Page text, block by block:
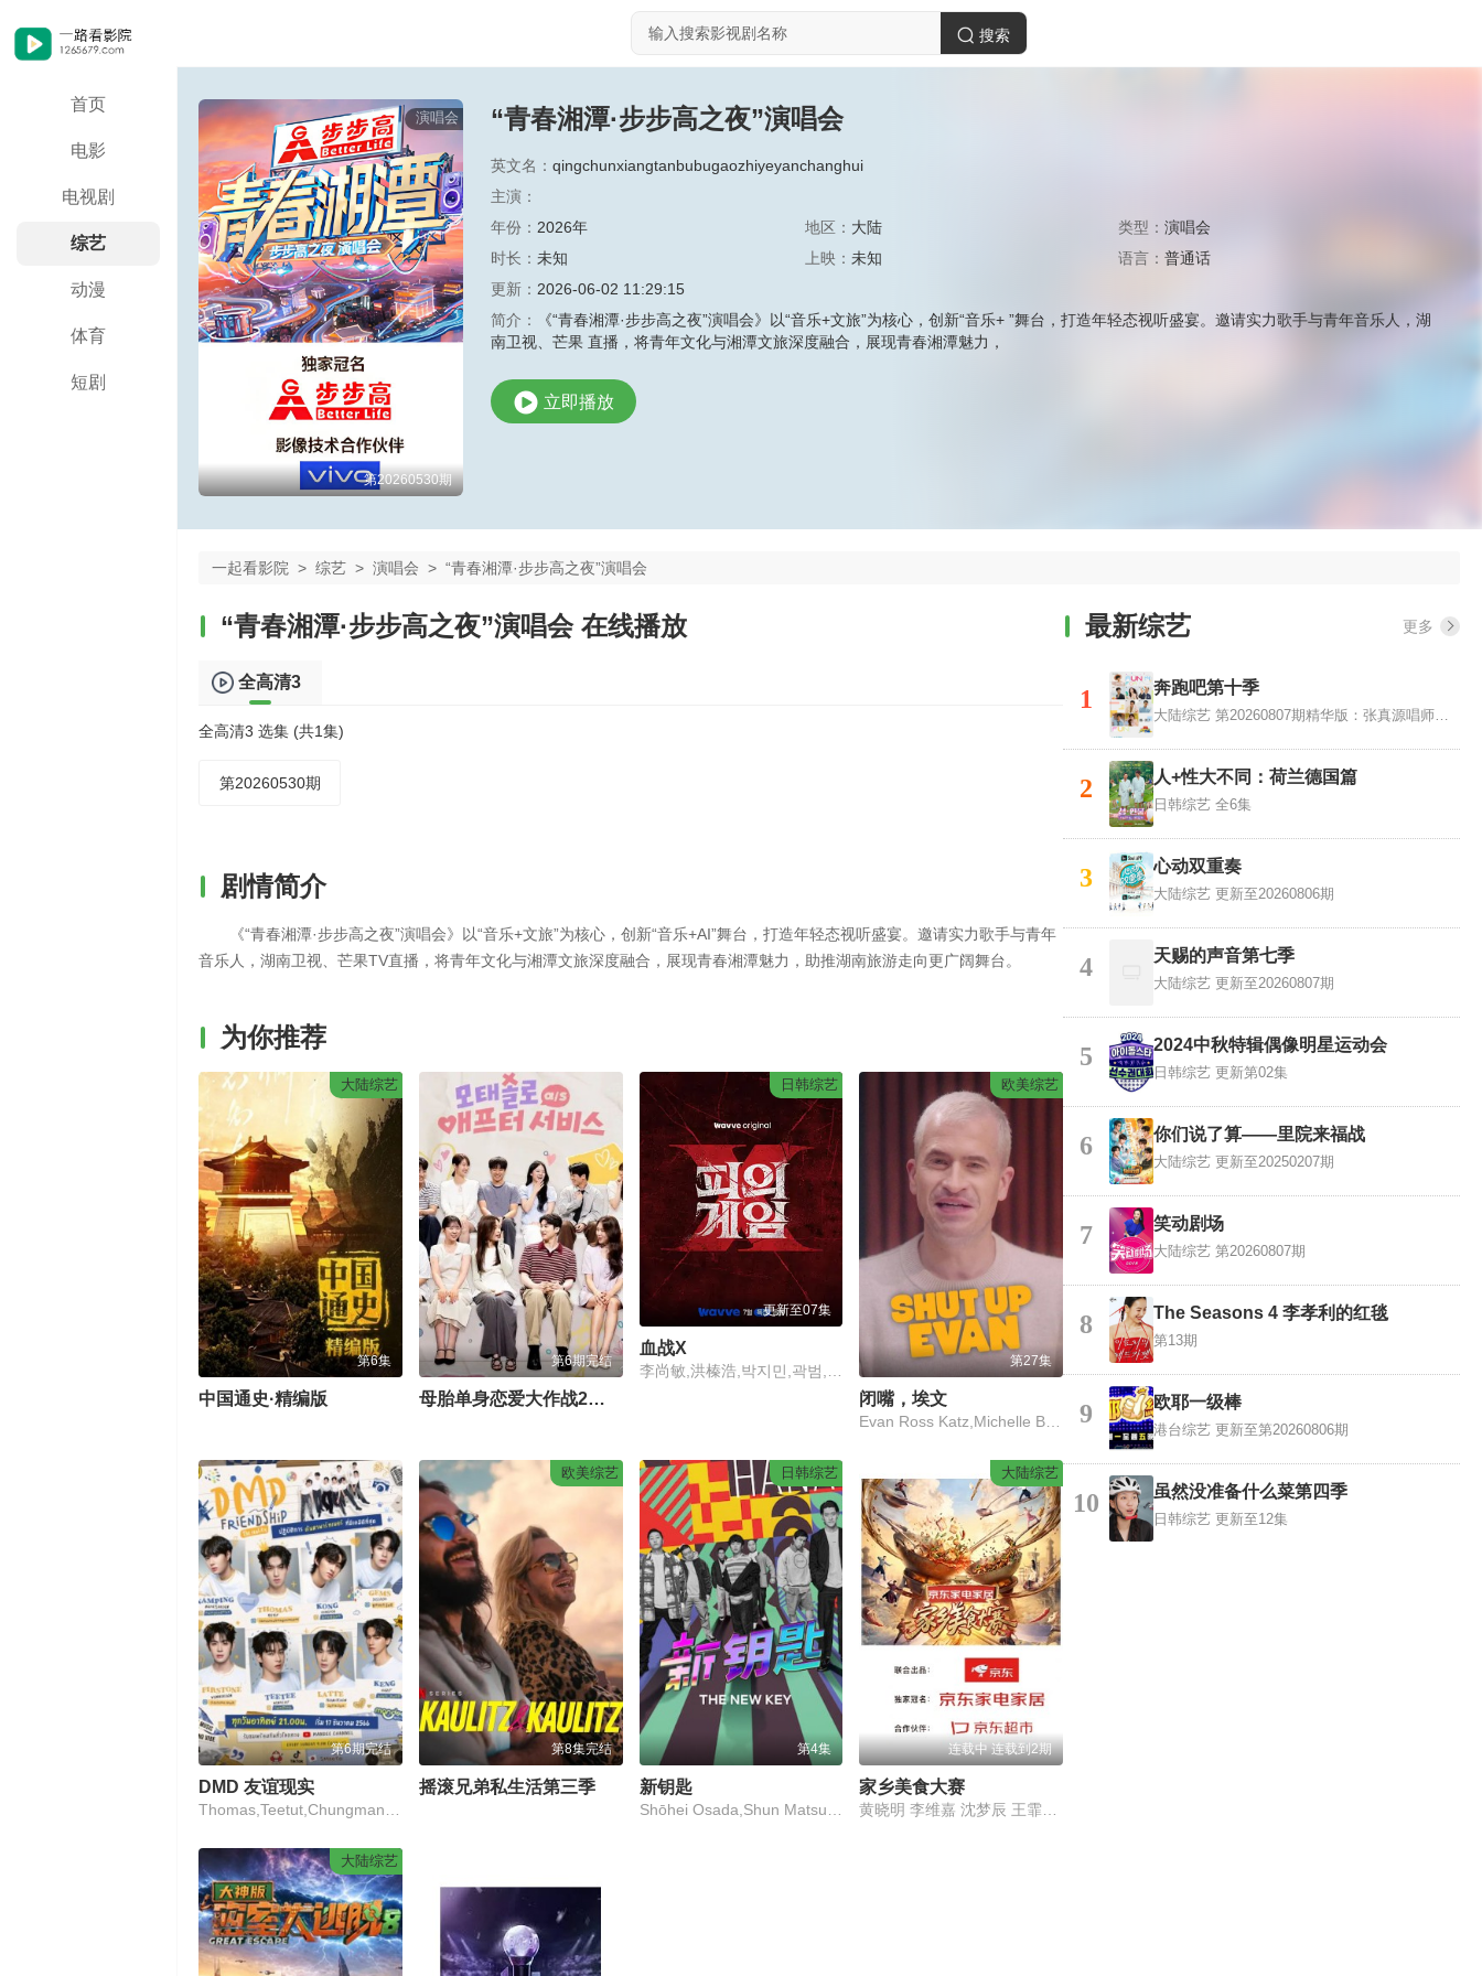
首页
电影
电视剧
综艺
动漫
体育
短剧
搜索
演唱会
第20260530期
“青春湘潭·步步高之夜”演唱会
英文名： qingchunxiangtanbubugaozhiyeyanchanghui
主演：
年份： 2026年 地区： 大陆 类型：演唱会
时长： 未知 上映： 未知 语言：普通话
更新： 2026-06-02 11:29:15
简介：
《“青春湘潭·步步高之夜”演唱会》以“音乐+文旅”为核心，创新“音乐+ ”舞台，打造年轻态视听盛宴。邀请实力歌手与青年音乐人，湖
南卫视、芒果 直播，将青年文化与湘潭文旅深度融合，展现青春湘潭魅力，
立即播放
一起看影院 > 综艺 > 演唱会 > “青春湘潭·步步高之夜”演唱会
“青春湘潭·步步高之夜”演唱会 在线播放
全高清3
全高清3 选集 (共1集)
第20260530期
剧情简介
《“青春湘潭·步步高之夜”演唱会》以“音乐+文旅”为核心，创新“音乐+AI”舞台，打造年轻态视听盛宴。邀请实力歌手与青年
音乐人，湖南卫视、芒果TV直播，将青年文化与湘潭文旅深度融合，展现青春湘潭魅力，助推湖南旅游走向更广阔舞台。
为你推荐
大陆综艺
第6集
中国通史·精编版
第6期完结
母胎单身恋爱大作战2节目售后
日韩综艺
更新至07集
血战X
欧美综艺
第27集
闭嘴，埃文
第6期完结
DMD 友谊现实
Thomas,Teetut,Chungmanirat,Kong,Kongpob,Jirojmontri,Namping,Napatsakorn,Pingmuang,Keng,Harit,Buayoi,TeeTee,Wanpichit,Nimitparkpoom,FirstOne,Wannakorn,Reungrat,拿铁,Thanutchon,Chankaew-armon,Gems,Jassada,Janmano,Poppy,Ratchapong,Anomakiti
欧美综艺
第8集完结
摇滚兄弟私生活第三季
日韩综艺
第4集
新钥匙
Shōhei Osada,Shun Matsuo,Soshina
大陆综艺
连载中 连载到2期
家乡美食大赛
黄晓明 李维嘉 沈梦辰 王霏霏 孟佳 金莎 孙丞潇 李斯丹妮 敖子逸 林述巍 董克平 侯玉瑞 徐萌 高文麒 曹雨 许菊云 朱诚心 兰桂均
大陆综艺
最新综艺 更多
1 奔跑吧第十季
大陆综艺 第20260807期精华版：张真源唱师兄的歌就是对味儿
2 人+性大不同：荷兰德国篇
日韩综艺 全6集
3 心动双重奏
大陆综艺 更新至20260806期
4 天赐的声音第七季
大陆综艺 更新至20260807期
5 2024中秋特辑偶像明星运动会
日韩综艺 更新第02集
6 你们说了算——里院来福战
大陆综艺 更新至20250207期
7 笑动剧场
大陆综艺 第20260807期
8 The Seasons 4 李孝利的红毯
第13期
9 欧耶一级棒
港台综艺 更新至第20260806期
10 虽然没准备什么菜第四季
日韩综艺 更新至12集